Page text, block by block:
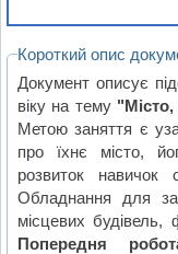
Короткий опис
Документ описує
віку на тему
Метою заняття є
про їхнє місто,
розвиток навичок
Обладнання для
місцевих
Попередня